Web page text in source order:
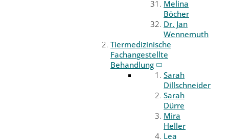
Melina
Böcher
Dr. Jan
Wennemuth
Tiermedizinische
Fachangestellte
Behandlung
Sarah
Dillschneider
Sarah
Dürre
Mira
Heller
Lea